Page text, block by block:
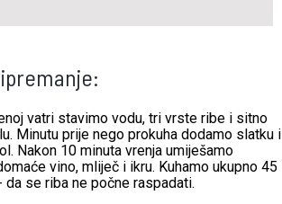
vatri stavimo vodu, tri vrste ribe i sitno
Minutu prije nego prokuha dodamo slatku i
Nakon 10 minuta vrenja umiješamo
vino, mliječ i ikru. Kuhamo ukupno 45
da se riba ne počne raspadati.